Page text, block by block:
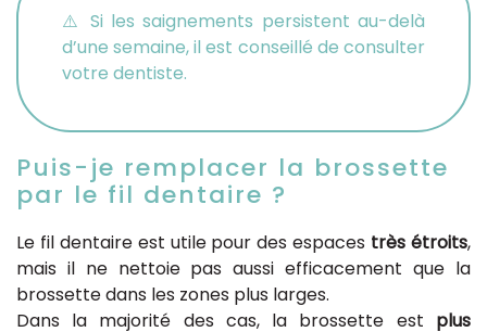
⚠️ Si les saignements persistent au-delà
d’une semaine, il est conseillé de consulter
votre dentiste.
Puis-je remplacer la brossette
par le fil dentaire ?
Le fil dentaire est utile pour des espaces très étroits,
mais il ne nettoie pas aussi efficacement que la
brossette dans les zones plus larges.
Dans la majorité des cas, la brossette est plus